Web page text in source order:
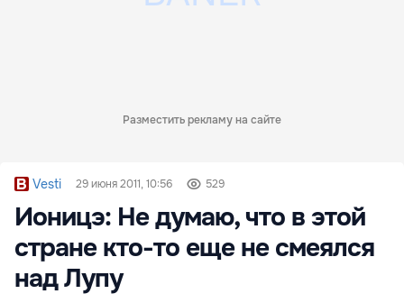
Разместить рекламу на сайте
Vesti 29 июня 2011, 10:56 529
Ионицэ: Не думаю, что в этой
стране кто-то еще не смеялся
над Лупу